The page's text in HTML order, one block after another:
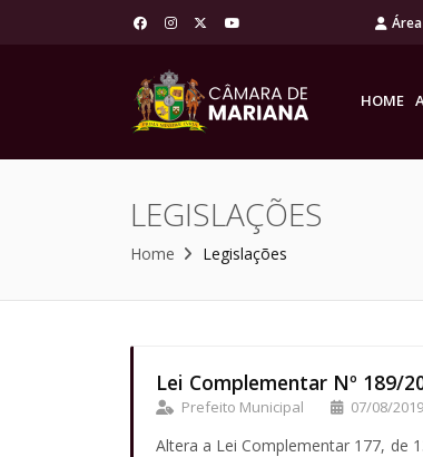
HOME
LEGISLAÇÕES
Home Legislações
Lei Complementar Nº 189/
Prefeito Municipal 07/08/2019
Altera a Lei Complementar 177, de